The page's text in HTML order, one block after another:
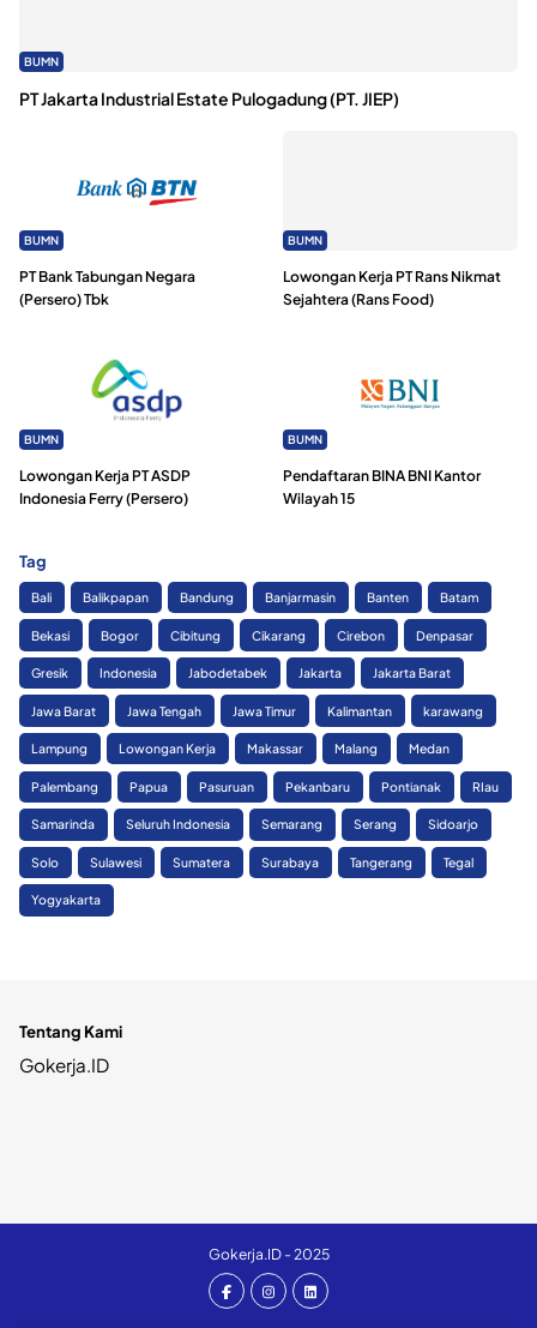
BUMN
PT Jakarta Industrial Estate Pulogadung (PT. JIEP)
BUMN
PT Bank Tabungan Negara
(Persero) Tbk
BUMN
Lowongan Kerja PT Rans Nikmat
Sejahtera (Rans Food)
BUMN
Lowongan Kerja PT ASDP
Indonesia Ferry (Persero)
BUMN
Pendaftaran BINA BNI Kantor
Wilayah 15
Tag
Bali Balikpapan Bandung Banjarmasin Banten Batam
Bekasi Bogor Cibitung Cikarang Cirebon Denpasar
Gresik Indonesia Jabodetabek Jakarta Jakarta Barat
Jawa Barat Jawa Tengah Jawa Timur Kalimantan karawang
Lampung Lowongan Kerja Makassar Malang Medan
Palembang Papua Pasuruan Pekanbaru Pontianak RIau
Samarinda Seluruh Indonesia Semarang Serang Sidoarjo
Solo Sulawesi Sumatera Surabaya Tangerang Tegal
Yogyakarta
Tentang Kami
Gokerja.ID
Gokerja.ID - 2025